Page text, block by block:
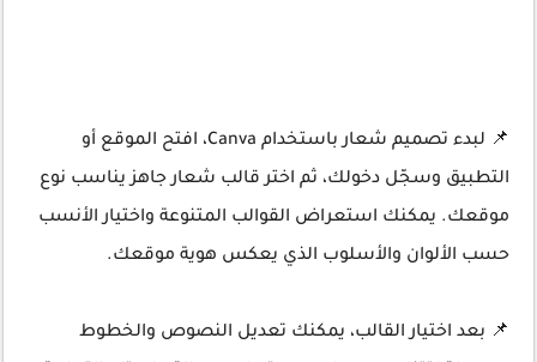
📌 لبدء تصميم شعار باستخدام Canva، افتح الموقع أو
التطبيق وسجّل دخولك، ثم اختر قالب شعار جاهز يناسب نوع
موقعك. يمكنك استعراض القوالب المتنوعة واختيار الأنسب
حسب الألوان والأسلوب الذي يعكس هوية موقعك.
📌 بعد اختيار القالب، يمكنك تعديل النصوص والخطوط